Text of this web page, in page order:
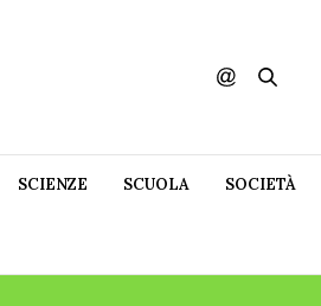
SCIENZE SCUOLA SOCIETÀ